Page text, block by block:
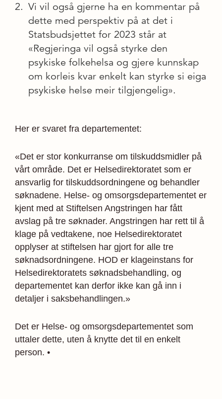
Vi vil også gjerne ha en kommentar på
dette med perspektiv på at det i
Statsbudsjettet for 2023 står at
«Regjeringa vil også styrke den
psykiske folkehelsa og gjere kunnskap
om korleis kvar enkelt kan styrke si eiga
psykiske helse meir tilgjengelig».
Her er svaret fra departementet:
«Det er stor konkurranse om tilskuddsmidler på
vårt område. Det er Helsedirektoratet som er
ansvarlig for tilskuddsordningene og behandler
søknadene. Helse- og omsorgsdepartementet er
kjent med at Stiftelsen Angstringen har fått
avslag på tre søknader. Angstringen har rett til å
klage på vedtakene, noe Helsedirektoratet
opplyser at stiftelsen har gjort for alle tre
søknadsordningene. HOD er klageinstans for
Helsedirektoratets søknadsbehandling, og
departementet kan derfor ikke kan gå inn i
detaljer i saksbehandlingen.»
Det er Helse- og omsorgsdepartementet som
uttaler dette, uten å knytte det til en enkelt
person. •